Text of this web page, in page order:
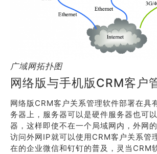
广域网拓扑图
网络版与手机版CRM客户
网络版CRM客户关系管理软件部署在具
务器上，服务器可以是硬件服务器也可
器，这样即使不在一个局域网内，外网
访问外网IP就可以使用CRM客户关系管
在的企业微信和钉钉的普及，灵当CRM